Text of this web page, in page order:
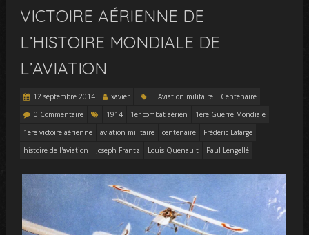
VICTOIRE AÉRIENNE DE
L’HISTOIRE MONDIALE DE
L’AVIATION
12 septembre 2014 xavier Aviation militaire
Centenaire
0 Commentaire
1914 1er combat aérien
1ère Guerre Mondiale
1ere victoire aérienne
aviation militaire centenaire
Frédéric Lafarge
histoire de l'aviation
Joseph Frantz Louis Quenault Paul Lengellé